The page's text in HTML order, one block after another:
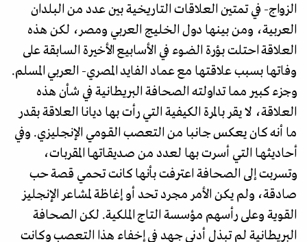
الزواج- في تمتين العلاقات التاريخية بين عدد من البلدان
العربية، ومن بينها دول الخليج العربي ومصر، لكن هذه
العلاقة احتلت بؤرة الضـوء في الأسابيع الأخيرة السابقة على
وفاتها بسبب علاقتها مع عماد الفايد المصري- العربي المسلم.
وجزء كبير مما تداولته الصحافة البريطانية في شأن هذه
العلاقة، لا يقر بالمرة الكيفية التي رأت بها ديانا العلاقة بقدر
ما أنه كان يعكس جانبا من التعصب القـومي الإنجليزي. وفي
أحاديثهـا التي أسـرت بها لعدد من صـديقـاتهـا المقربات،
وتسربت إلى الصحافة اعترفت بأنها كانت تحمي قصة حب
صادقة، ولم يكن الأمر مجرد تحد أو إغاظة لمشاعر الإنجليز
القوية وعلى رأسهم مؤسسة التاج الملكية. لكن الصحافة
البريطانية لم تبذل أدنى جهد في إخفاء هذا التعصب وكانت